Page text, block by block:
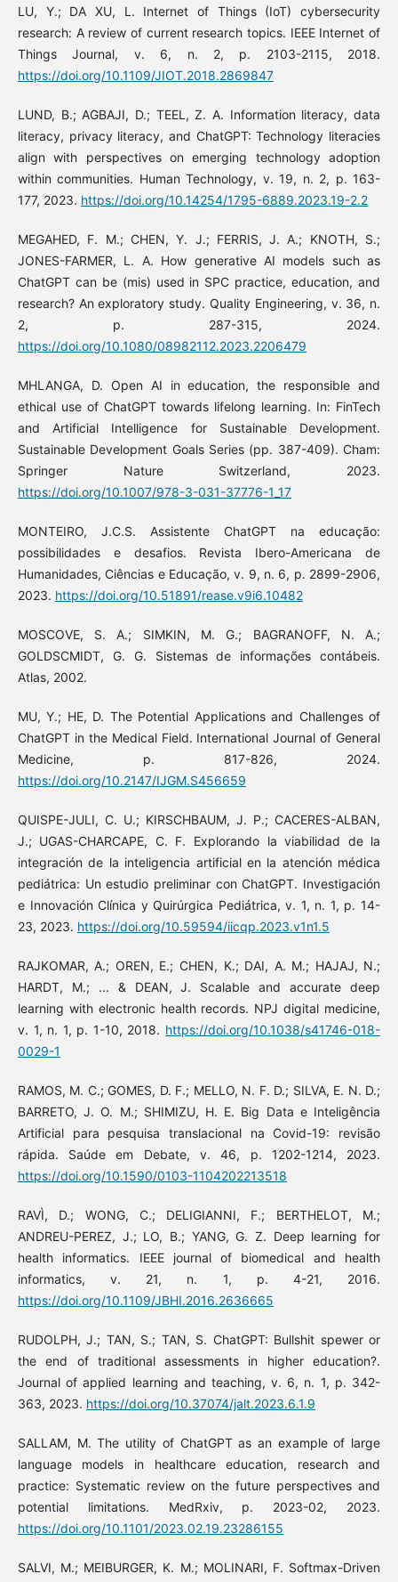
LU, Y.; DA XU, L. Internet of Things (IoT) cybersecurity
research: A review of current research topics. IEEE Internet of
Things Journal, v. 6, n. 2, p. 2103-2115, 2018.
https://doi.org/10.1109/JIOT.2018.2869847
LUND, B.; AGBAJI, D.; TEEL, Z. A. Information literacy, data
literacy, privacy literacy, and ChatGPT: Technology literacies
align with perspectives on emerging technology adoption
within communities. Human Technology, v. 19, n. 2, p. 163-
177, 2023. https://doi.org/10.14254/1795-6889.2023.19-2.2
MEGAHED, F. M.; CHEN, Y. J.; FERRIS, J. A.; KNOTH, S.;
JONES-FARMER, L. A. How generative AI models such as
ChatGPT can be (mis) used in SPC practice, education, and
research? An exploratory study. Quality Engineering, v. 36, n.
2, p. 287-315, 2024.
https://doi.org/10.1080/08982112.2023.2206479
MHLANGA, D. Open AI in education, the responsible and
ethical use of ChatGPT towards lifelong learning. In: FinTech
and Artificial Intelligence for Sustainable Development.
Sustainable Development Goals Series (pp. 387-409). Cham:
Springer Nature Switzerland, 2023.
https://doi.org/10.1007/978-3-031-37776-1_17
MONTEIRO, J.C.S. Assistente ChatGPT na educação:
possibilidades e desafios. Revista Ibero-Americana de
Humanidades, Ciências e Educação, v. 9, n. 6, p. 2899-2906,
2023. https://doi.org/10.51891/rease.v9i6.10482
MOSCOVE, S. A.; SIMKIN, M. G.; BAGRANOFF, N. A.;
GOLDSCMIDT, G. G. Sistemas de informações contábeis.
Atlas, 2002.
MU, Y.; HE, D. The Potential Applications and Challenges of
ChatGPT in the Medical Field. International Journal of General
Medicine, p. 817-826, 2024.
https://doi.org/10.2147/IJGM.S456659
QUISPE-JULI, C. U.; KIRSCHBAUM, J. P.; CACERES-ALBAN,
J.; UGAS-CHARCAPE, C. F. Explorando la viabilidad de la
integración de la inteligencia artificial en la atención médica
pediátrica: Un estudio preliminar con ChatGPT. Investigación
e Innovación Clínica y Quirúrgica Pediátrica, v. 1, n. 1, p. 14-
23, 2023. https://doi.org/10.59594/iicqp.2023.v1n1.5
RAJKOMAR, A.; OREN, E.; CHEN, K.; DAI, A. M.; HAJAJ, N.;
HARDT, M.; ... & DEAN, J. Scalable and accurate deep
learning with electronic health records. NPJ digital medicine,
v. 1, n. 1, p. 1-10, 2018. https://doi.org/10.1038/s41746-018-
0029-1
RAMOS, M. C.; GOMES, D. F.; MELLO, N. F. D.; SILVA, E. N. D.;
BARRETO, J. O. M.; SHIMIZU, H. E. Big Data e Inteligência
Artificial para pesquisa translacional na Covid-19: revisão
rápida. Saúde em Debate, v. 46, p. 1202-1214, 2023.
https://doi.org/10.1590/0103-1104202213518
RAVÌ, D.; WONG, C.; DELIGIANNI, F.; BERTHELOT, M.;
ANDREU-PEREZ, J.; LO, B.; YANG, G. Z. Deep learning for
health informatics. IEEE journal of biomedical and health
informatics, v. 21, n. 1, p. 4-21, 2016.
https://doi.org/10.1109/JBHI.2016.2636665
RUDOLPH, J.; TAN, S.; TAN, S. ChatGPT: Bullshit spewer or
the end of traditional assessments in higher education?.
Journal of applied learning and teaching, v. 6, n. 1, p. 342-
363, 2023. https://doi.org/10.37074/jalt.2023.6.1.9
SALLAM, M. The utility of ChatGPT as an example of large
language models in healthcare education, research and
practice: Systematic review on the future perspectives and
potential limitations. MedRxiv, p. 2023-02, 2023.
https://doi.org/10.1101/2023.02.19.23286155
SALVI, M.; MEIBURGER, K. M.; MOLINARI, F. Softmax-Driven